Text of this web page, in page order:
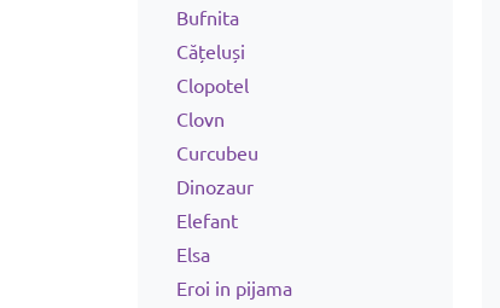
Bufnita
Cățeluși
Clopotel
Clovn
Curcubeu
Dinozaur
Elefant
Elsa
Eroi in pijama